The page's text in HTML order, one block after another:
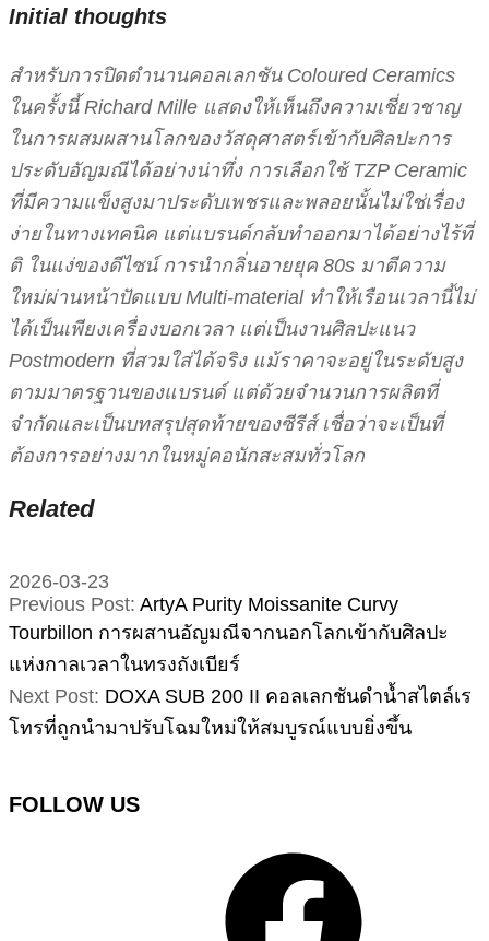
Initial thoughts
สำหรับการปิดตำนานคอลเลกชัน Coloured Ceramics
ในครั้งนี้ Richard Mille แสดงให้เห็นถึงความเชี่ยวชาญ
ในการผสมผสานโลกของวัสดุศาสตร์เข้ากับศิลปะการ
ประดับอัญมณีได้อย่างน่าทึ่ง การเลือกใช้ TZP Ceramic
ที่มีความแข็งสูงมาประดับเพชรและพลอยนั้นไม่ใช่เรื่อง
ง่ายในทางเทคนิค แต่แบรนด์กลับทำออกมาได้อย่างไร้ที่
ติ ในแง่ของดีไซน์ การนำกลิ่นอายยุค 80s มาตีความ
ใหม่ผ่านหน้าปัดแบบ Multi-material ทำให้เรือนเวลานี้ไม่
ได้เป็นเพียงเครื่องบอกเวลา แต่เป็นงานศิลปะแนว
Postmodern ที่สวมใส่ได้จริง แม้ราคาจะอยู่ในระดับสูง
ตามมาตรฐานของแบรนด์ แต่ด้วยจำนวนการผลิตที่
จำกัดและเป็นบทสรุปสุดท้ายของซีรีส์ เชื่อว่าจะเป็นที่
ต้องการอย่างมากในหมู่คอนักสะสมทั่วโลก
Related
2026-03-23
Previous Post: ArtyA Purity Moissanite Curvy
Tourbillon การผสานอัญมณีจากนอกโลกเข้ากับศิลปะ
แห่งกาลเวลาในทรงถังเบียร์
Next Post: DOXA SUB 200 II คอลเลกชันดำน้ำสไตล์เร
โทรที่ถูกนำมาปรับโฉมใหม่ให้สมบูรณ์แบบยิ่งขึ้น
FOLLOW US